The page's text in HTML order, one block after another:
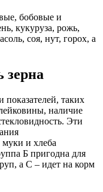
бобовые и
кукуруза, рожь,
соя, нут, горох, а
зерна
показателей, таких
наличие
Эти
муки и хлеба
Б пригодна для
а С – идет на корм